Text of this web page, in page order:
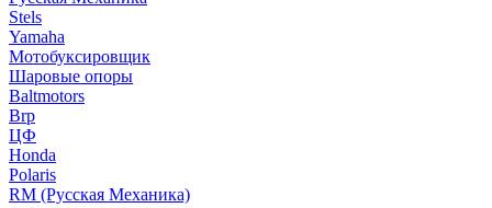
Stels
Yamaha
Мотобуксировщик
Шаровые опоры
Baltmotors
Brp
ЦФ
Honda
Polaris
RM (Русская Механика)